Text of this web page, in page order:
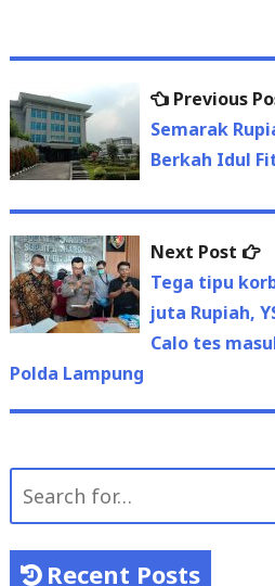
Post
navigation
Previous
Semarak
Berkah Idul
Next Post
Tega tipu
juta Rupiah,
Calo tes
Polda Lampung
Search
Recent Posts